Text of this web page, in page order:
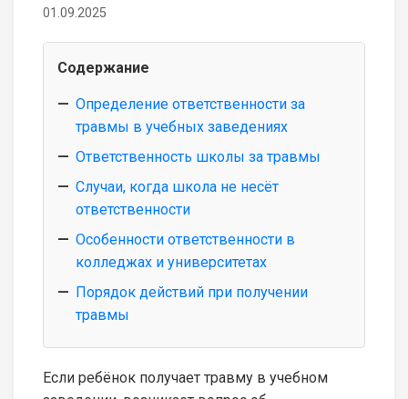
01.09.2025
Содержание
Определение ответственности за
травмы в учебных заведениях
Ответственность школы за травмы
Случаи, когда школа не несёт
ответственности
Особенности ответственности в
колледжах и университетах
Порядок действий при получении
травмы
Если ребёнок получает травму в учебном